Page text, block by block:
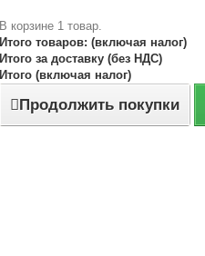
В корзине 1 товар.
Итого товаров: (включая налог)
Итого за доставку (без НДС)
Итого (включая налог)
Продолжить покупки